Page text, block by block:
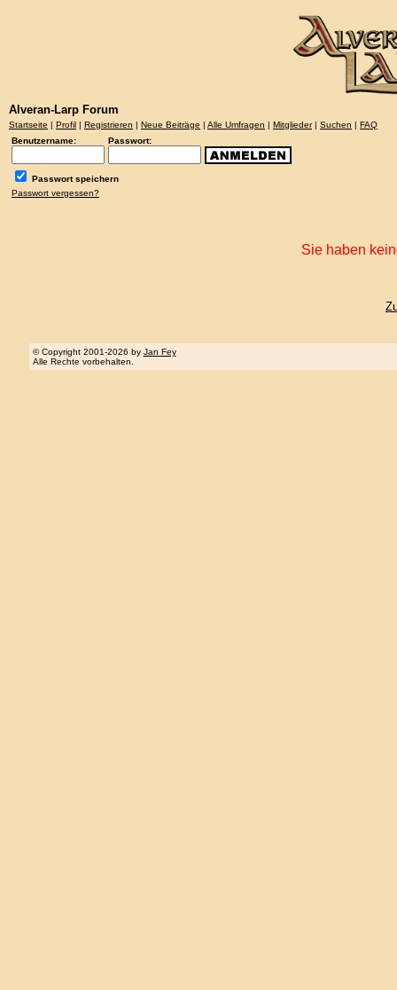
Alveran-Larp Forum
Startseite | Profil | Registrieren | Neue Beiträge | Alle Umfragen | Mitglieder| Suchen | FAQ
Benutzername:
Passwort:
Passwort speichern
Passwort vergessen?
Sie haben
© Copyright 2001-2026 by Jan Fey
Alle Rechte vorbehalten.